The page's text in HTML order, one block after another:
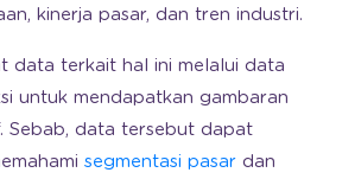
kinerja pasar, dan tren industri.
data terkait hal ini melalui data
untuk mendapatkan gambaran
Sebab, data tersebut dapat
segmentasi pasar dan